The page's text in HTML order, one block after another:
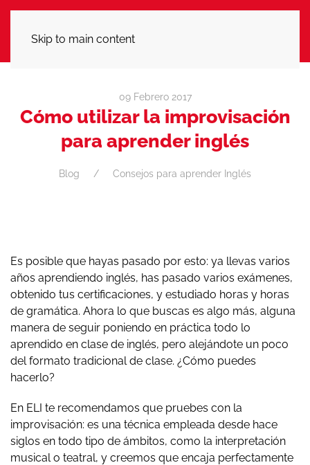
Skip to main content
09 Febrero 2017
Cómo utilizar la improvisación
para aprender inglés
Blog Consejos para aprender Inglés
Es posible que hayas pasado por esto: ya llevas varios
años aprendiendo inglés, has pasado varios exámenes,
obtenido tus certificaciones, y estudiado horas y horas
de gramática. Ahora lo que buscas es algo más, alguna
manera de seguir poniendo en práctica todo lo
aprendido en clase de inglés, pero alejándote un poco
del formato tradicional de clase. ¿Cómo puedes
hacerlo?
En ELI te recomendamos que pruebes con la
improvisación: es una técnica empleada desde hace
siglos en todo tipo de ámbitos, como la interpretación
musical o teatral, y creemos que encaja perfectamente